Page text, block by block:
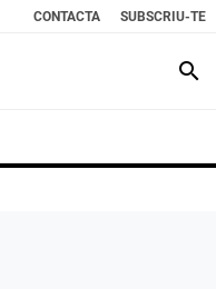
CONTACTA SUBSCRIU-TE
search